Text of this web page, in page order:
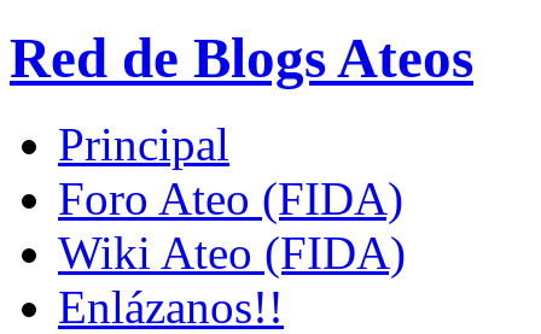
Red de Blogs Ateos
Principal
Foro Ateo (FIDA)
Wiki Ateo (FIDA)
Enlázanos!!